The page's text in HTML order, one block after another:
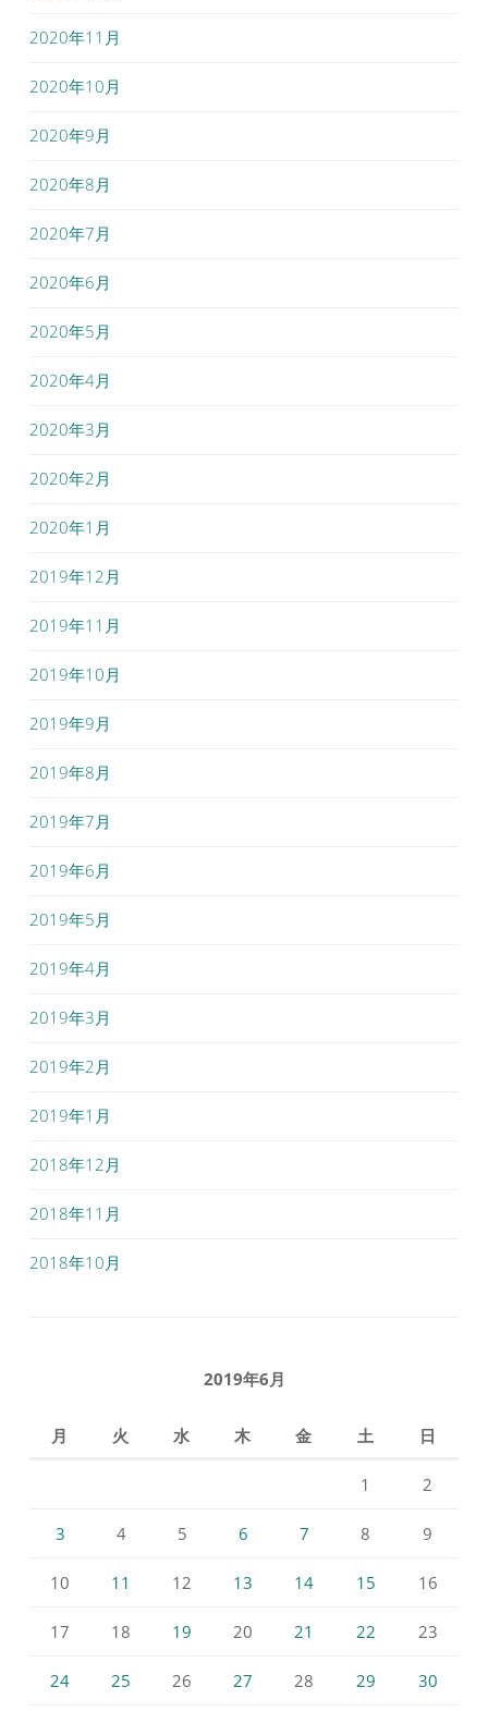
2020年11月
2020年10月
2020年9月
2020年8月
2020年7月
2020年6月
2020年5月
2020年4月
2020年3月
2020年2月
2020年1月
2019年12月
2019年11月
2019年10月
2019年9月
2019年8月
2019年7月
2019年6月
2019年5月
2019年4月
2019年3月
2019年2月
2019年1月
2018年12月
2018年11月
2018年10月
2019年6月
月 火 水 木 金 土 日
1 2
3 4 5 6 7 8 9
10 11 12 13 14 15 16
17 18 19 20 21 22 23
24 25 26 27 28 29 30